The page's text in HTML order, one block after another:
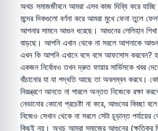
অথচ সমাজজীবনে আমরা এসব কাজ দিব্যি করে
মন্দের দিকগুলো বর্ণনা করে আমরা মুখে ফেনা তুলে
আপনার সামনে আগুন ধরেছে। আগুনের লেলিহান
বাড়ছে। আপনি এখান থেকে না সরলে আপনাকে আগুন
এখন কি আপনি এখানে বসে বসে আফসোস করবেন?
একজন নির্বোধও তখন দ্রুত ফায়ার সার্ভিসকে খবর
বাঁচানোর যা যা পদ্ধতি আছে তা অবলম্বন করবে।
নিয়ন্ত্রণে আনতে না পারলে অন্তত নিজেকে রক্ষা
নেভানোর কোনো প্রচেষ্টা না করে, আগুনের কিচ্ছা
নিজেও সেখান থেকে না সরলে সেটা চূড়ান্ত পর্যায়ের
কিছুই নয়। অথচ আমরা সমাজের আগুনের (ক্ষতিকর